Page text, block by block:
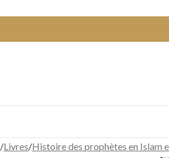
/Livres/Histoire des prophètes en Islam